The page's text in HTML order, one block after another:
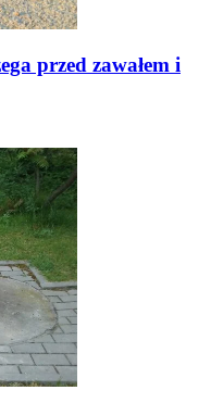
przed zawałem i